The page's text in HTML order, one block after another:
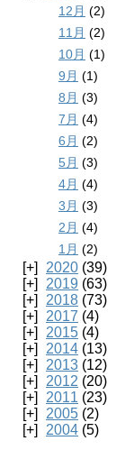
12月 (2)
11月 (2)
10月 (1)
9月 (1)
8月 (3)
7月 (4)
6月 (2)
5月 (3)
4月 (4)
3月 (3)
2月 (4)
1月 (2)
2020 (39)
2019 (63)
2018 (73)
2017 (4)
2015 (4)
2014 (13)
2013 (12)
2012 (20)
2011 (23)
2005 (2)
2004 (5)